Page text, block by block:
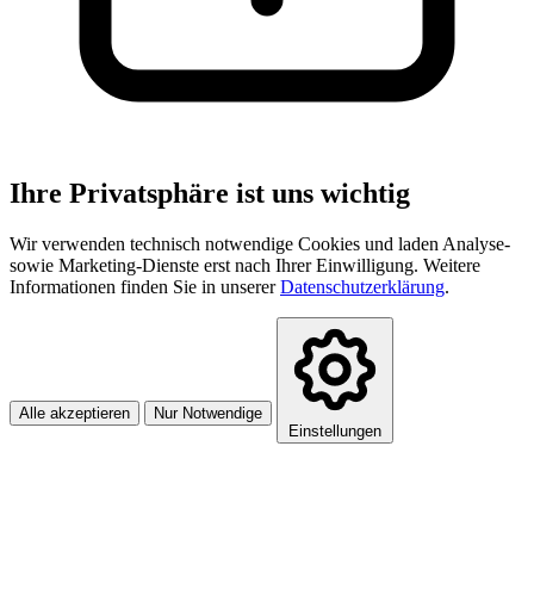
Ihre Privatsphäre ist uns wichtig
Wir verwenden technisch notwendige Cookies und laden Analyse-
sowie Marketing-Dienste erst nach Ihrer Einwilligung. Weitere
Informationen finden Sie in unsererDatenschutzerklärung.
Alle akzeptieren
Nur Notwendige
Einstellungen